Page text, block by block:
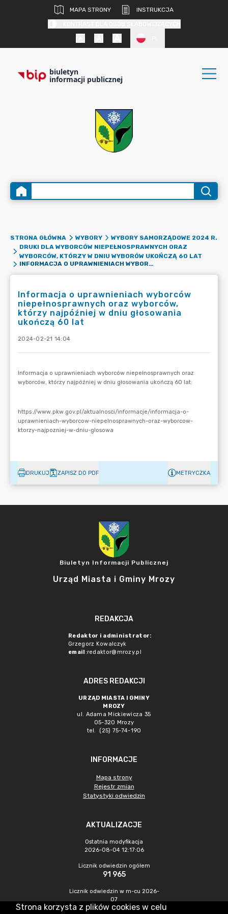
MAPA STRONY
INSTRUKCJA
biuletyn
informacji publicznej
STRONA GŁÓWNA WYBORY
WYBORY SAMORZĄDOWE 2024 R.
DRUKI DLA WYBORCÓW NIEPEŁNOSPRAWNYCH ORAZ
WYBORCÓW, KTÓRZY W DNIU WYBORÓW UKOŃCZĄ 60 LAT
INFORMACJA O UPRAWNIENIACH WYBORCÓW NIEPEŁNOSPRAWNYCH ORAZ WYBORCÓW, KTÓRZY NAJPÓŹNIEJ W DNIU GŁOSOWANIA UKOŃCZĄ 60 LAT
Informacja o uprawnieniach wyborców
niepełnosprawnych oraz wyborców,
którzy najpóźniej w dniu głosowania
ukończą 60 lat
2024-02-21 14:04
DRUKUJ ZAPISZ DO PDF METRYCZKA
Biuletyn Informacji Publicznej
Urząd Miasta i Gminy Mrozy
REDAKCJA
Redaktor i administrator:
Grzegorz Kowalczyk
email :redaktor@mrozy.pl
ADRES REDAKCJI
URZĄD MIASTA I GMINY
MROZY
ul. Adama Mickiewicza 35
05-320 Mrozy
tel. (25) 75-74-190
INFORMACJE
Mapa strony
Rejestr zmian
Statystyki odwiedzin
AKTUALIZACJE
Ostatnia modyfikacja
2026-08-04 12:17:06
Licznik odwiedzin ogółem
91 965
Licznik odwiedzin w m-cu 2026-
07
263
Strona korzysta z plików cookies w celu